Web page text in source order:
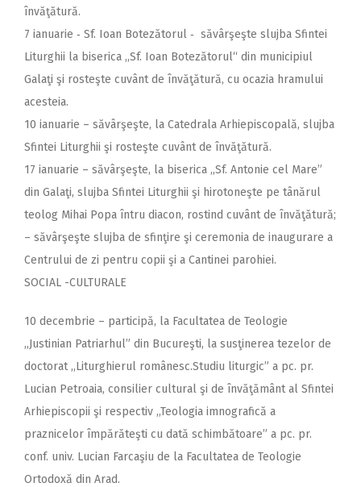
învăţătură.
7 ianuarie ‑ Sf. Ioan Botezătorul ‑ săvârşeşte slujba Sfintei
Liturghii la biserica ,,Sf. Ioan Botezătorul“ din municipiul
Galaţi şi rosteşte cuvânt de învăţătură, cu ocazia hramului
acesteia.
10 ianuarie – săvârşeşte, la Catedrala Arhiepis­copală, slujba
Sfintei Liturghii şi rosteşte cuvânt de învăţătură.
17 ianuarie – săvârşeşte, la biserica ,,Sf. Antonie cel Mare”
din Galaţi, slujba Sfintei Liturghii şi hirotoneşte pe tânărul
teolog Mihai Popa întru diacon, rostind cuvânt de învăţătură;
– săvârşeşte slujba de sfinţire şi ceremonia de inaugurare a
Centrului de zi pentru copii şi a Cantinei parohiei.
SOCIAL -CULTURALE
10 decembrie – participă, la Facultatea de Teologie
,,Justinian Patriarhul” din Bucureşti, la susţinerea tezelor de
doctorat ,,Liturghierul românesc.Studiu liturgic” a pc. pr.
Lucian Petroaia, consilier cultural şi de învăţământ al Sfintei
Arhiepiscopii şi respectiv ,,Teologia imnografică a
praznicelor împărăteşti cu dată schimbătoare” a pc. pr.
conf. univ. Lucian Farcaşiu de la Facultatea de Teologie
Ortodoxă din Arad.